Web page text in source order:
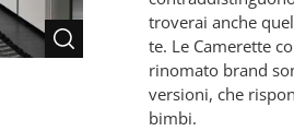
troverai anche
te. Le Camerette
rinomato brand
versioni, che
bimbi.